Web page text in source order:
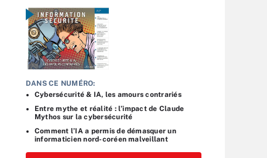
DANS CE NUMÉRO:
Cybersécurité & IA, les amours contrariés
Entre mythe et réalité : l’impact de Claude
Mythos sur la cybersécurité
Comment l’IA a permis de démasquer un
informaticien nord-coréen malveillant